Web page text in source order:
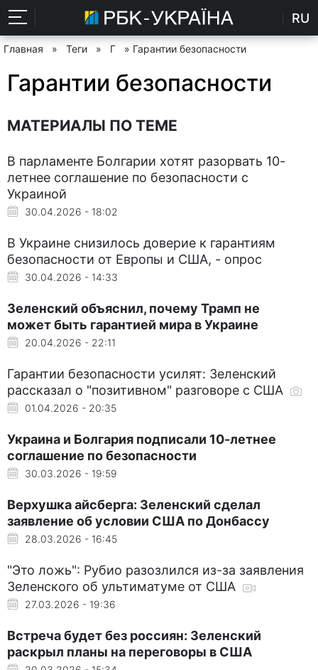
RU
Главная » Теги » Г » Гарантии безопасности
Гарантии безопасности
МАТЕРИАЛЫ ПО ТЕМЕ
В парламенте Болгарии хотят разорвать 10-
летнее соглашение по безопасности с
Украиной
30.04.2026 - 18:02
В Украине снизилось доверие к гарантиям
безопасности от Европы и США, - опрос
30.04.2026 - 14:33
Зеленский объяснил, почему Трамп не
может быть гарантией мира в Украине
20.04.2026 - 22:11
Гарантии безопасности усилят: Зеленский
рассказал о "позитивном" разговоре с США
01.04.2026 - 20:35
Украина и Болгария подписали 10-летнее
соглашение по безопасности
30.03.2026 - 19:59
Верхушка айсберга: Зеленский сделал
заявление об условии США по Донбассу
28.03.2026 - 16:45
"Это ложь": Рубио разозлился из-за заявления
Зеленского об ультиматуме от США
27.03.2026 - 19:36
Встреча будет без россиян: Зеленский
раскрыл планы на переговоры в США